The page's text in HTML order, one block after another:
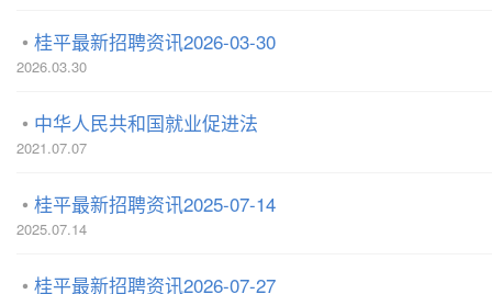
桂平最新招聘资讯2026-03-30
2026.03.30
中华人民共和国就业促进法
2021.07.07
桂平最新招聘资讯2025-07-14
2025.07.14
桂平最新招聘资讯2026-07-27